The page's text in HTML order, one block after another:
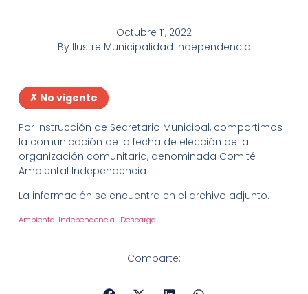
Octubre 11, 2022
ByIlustre Municipalidad Independencia
✗ No vigente
Por instrucción de Secretario Municipal, compartimos
la comunicación de la fecha de elección de la
organización comunitaria, denominada Comité
Ambiental Independencia
La información se encuentra en el archivo adjunto.
Ambiental.Independencia Descarga
Comparte: